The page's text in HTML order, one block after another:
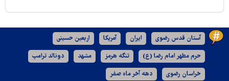
آستان قدس رضوی ایران آمریکا اربعین حسینی
حرم مطهر امام رضا (ع) تنگه هرمز مشهد دونالد ترامپ
خراسان رضوی دهه آخر ماه صفر